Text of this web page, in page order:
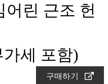
어린 근조 헌
가세 포함)
구매하기